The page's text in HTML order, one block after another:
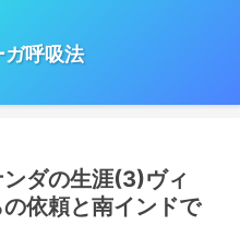
ガ呼吸法
ダの生涯(3)ヴィ
依頼と南インドで